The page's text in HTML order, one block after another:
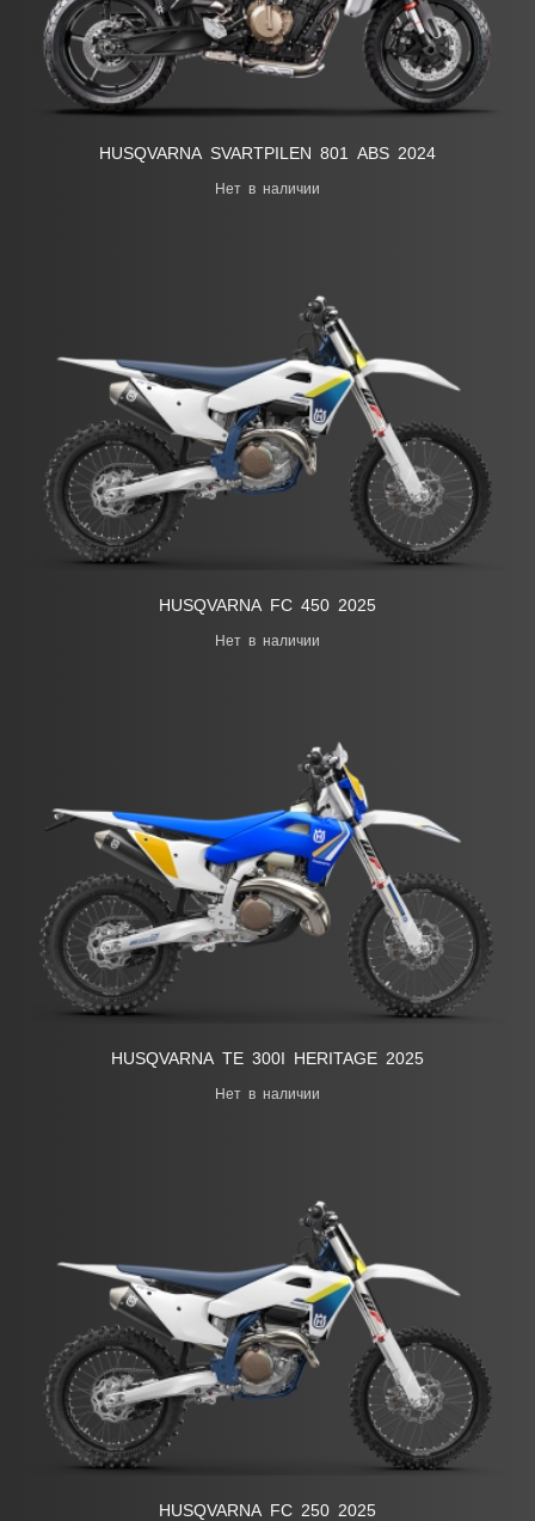
HUSQVARNA SVARTPILEN 801 ABS 2024
Нет в наличии
HUSQVARNA FC 450 2025
Нет в наличии
HUSQVARNA ТЕ 300I HERITAGE 2025
Нет в наличии
HUSQVARNA FC 250 2025